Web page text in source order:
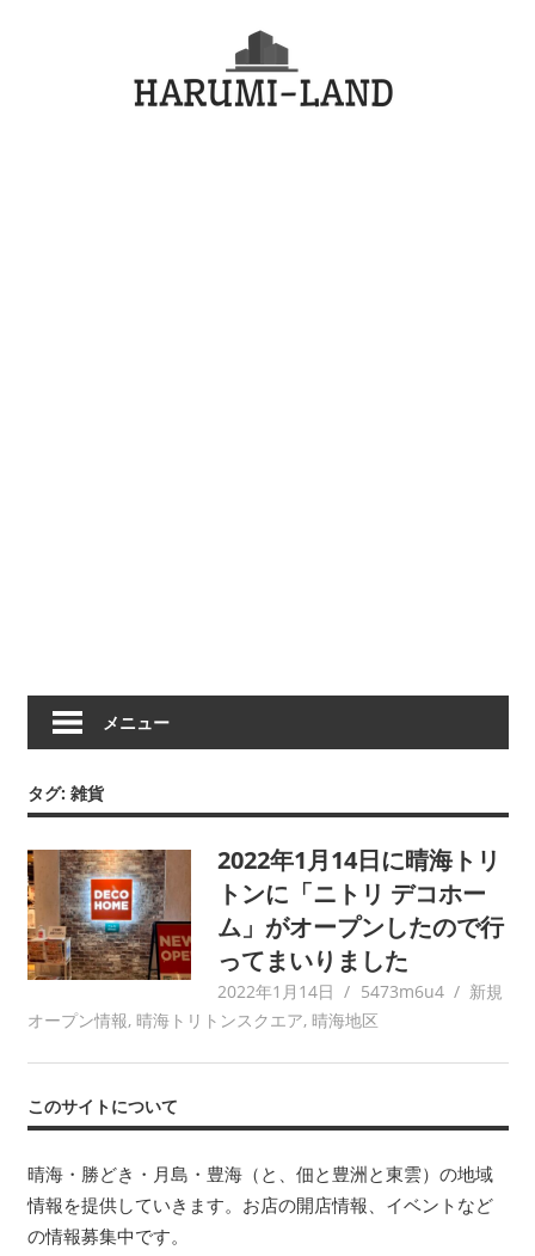
メニュー
タグ: 雑貨
2022年1月14日に晴海トリ
トンに「ニトリ デコホー
ム」がオープンしたので行
ってまいりました
2022年1月14日 5473m6u4
新規
オープン情報, 晴海トリトンスクエア, 晴海地区
このサイトについて
晴海・勝どき・月島・豊海（と、佃と豊洲と東雲）の地域
情報を提供していきます。お店の開店情報、イベントなど
の情報募集中です。